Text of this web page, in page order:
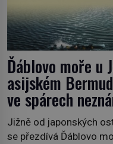
Ďáblovo moře u
asijském
ve spárech
Jižně od japonských
se přezdívá Ďáblovo